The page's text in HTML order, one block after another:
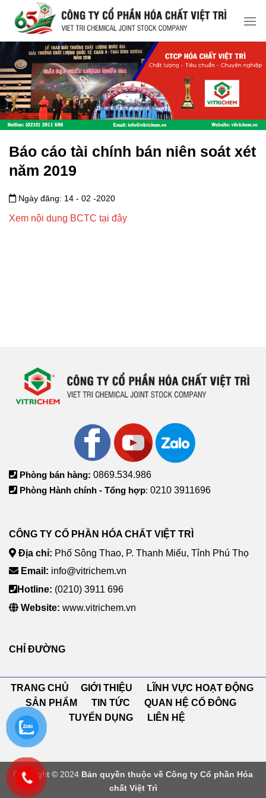
đến
dung
Báo cáo tài chính bán niên soát xét
năm 2019
Ngày đăng: 14 - 02 -2020
Xem nội dung BCTC tại đây
Phòng bán hàng: 0869.534.986
Phòng Hành chính - Tổng hợp: 0210 3911696
CÔNG TY CỔ PHẦN HÓA CHẤT VIỆT TRÌ
Địa chỉ: Phố Sông Thao, P. Thanh Miếu, Tỉnh Phú Thọ
Email: info@vitrichem.vn
Hotline: (0210) 3911 696
Website: www.vitrichem.vn
CHỈ ĐƯỜNG
TRANG CHỦ GIỚI THIỆU LĨNH VỰC HOẠT ĐỘNG
SẢN PHẨM TIN TỨC QUAN HỆ CỔ ĐÔNG
TUYỂN DỤNG LIÊN HỆ
Copyright © 2024 Bản quyền thuộc về Công ty Cổ phần Hóa
chất Việt Trì